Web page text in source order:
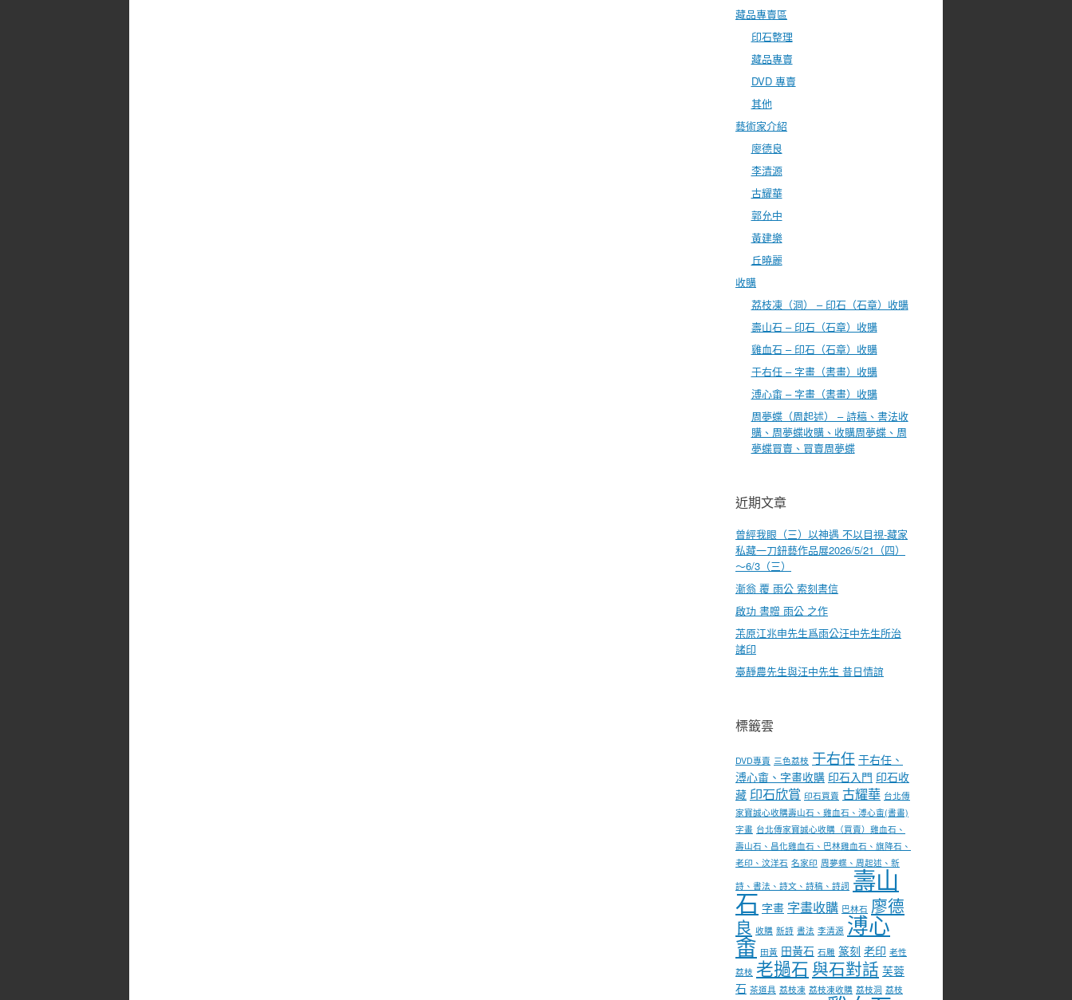
藏品專賣區
印石整理
藏品專賣
DVD 專賣
其他
藝術家介紹
廖德良
李清源
古耀華
郭允中
黃建樂
丘曉麗
收購
荔枝凍（洞） – 印石（石章）收購
壽山石 – 印石（石章）收購
雞血石 – 印石（石章）收購
于右任 – 字畫（書畫）收購
溥心畬 – 字畫（書畫）收購
周夢蝶（周起述） – 詩稿、書法收
購、周夢蝶收購、收購周夢蝶、周
夢蝶買賣、買賣周夢蝶
近期文章
曾經我眼（三）以神遇 不以目視-藏家
私藏一刀鈕藝作品展2026/5/21（四）
～6/3（三）
漸翁 覆 雨公 索刻書信
啟功 書贈 雨公 之作
茮原江兆申先生爲雨公汪中先生所治
諸印
臺靜農先生與汪中先生 昔日情誼
標籤雲
DVD專賣 三色荔枝 于右任 于右任、
溥心畬、字畫收購 印石入門 印石收
藏 印石欣賞 印石買賣 古耀華 台北傳
家寶誠心收購壽山石、雞血石、溥心畬(書畫)
字畫 台北傳家寶誠心收購（買賣）雞血石、
壽山石、昌化雞血石、巴林雞血石、旗降石、
老印、汶洋石 名家印 周夢蝶、周起述、新
詩、書法、詩文、詩稿、詩詞 壽山
石 字畫 字畫收購 巴林石 廖德
良 收購 新詩 書法 李清源 溥心
畬 田黃 田黃石 石雕 篆刻 老印 老性
荔枝 老撾石 與石對話 芙蓉
石 茶道具 荔枝凍 荔枝凍收購 荔枝洞 荔枝